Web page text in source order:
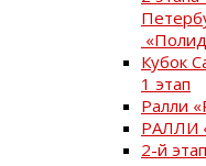
Кубок
1 этап
Ралли
РАЛЛИ
2-й